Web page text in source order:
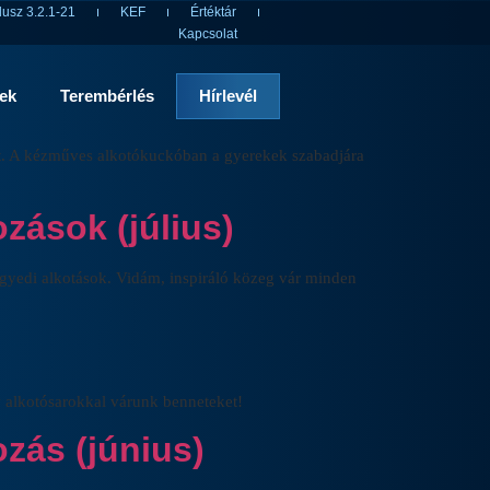
3.2.1-21 KEF
Értéktár
Kapcsolat
Terembérlés Hírlevél
kézműves alkotókuckóban a gyerekek szabadjára
(július)
alkotások. Vidám, inspiráló közeg vár minden
várunk benneteket!
(június)